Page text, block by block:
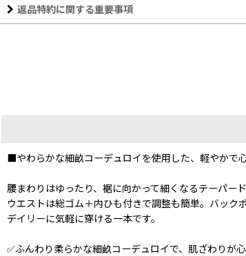
返品特約に関する重要事項
■やわらかな細畝コーデュロイを使用した、軽やかで
腰まわりはゆったり、裾に向かって細くなるテーパー
ウエストは総ゴム＋内ひも付きで調整も簡単。バック
デイリーに気軽に穿ける一本です。
✅ふんわり柔らかな細畝コーデュロイで、肌ざわりが